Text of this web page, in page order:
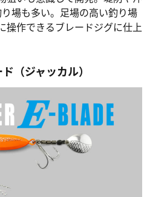
場も多い。足場の高い釣り場
操作できるブレードジグに仕上
（ジャッカル）